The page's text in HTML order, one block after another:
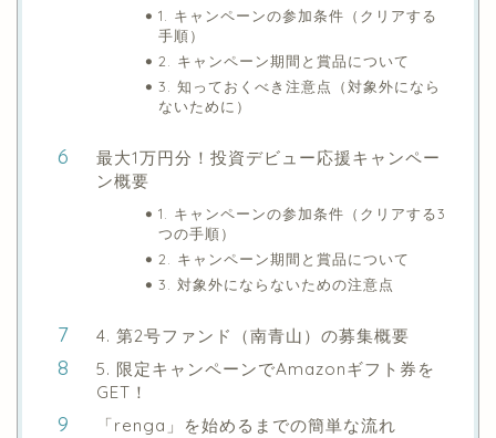
1. キャンペーンの参加条件（クリアする
手順）
2. キャンペーン期間と賞品について
3. 知っておくべき注意点（対象外になら
ないために）
最大1万円分！投資デビュー応援キャンペー
ン概要
1. キャンペーンの参加条件（クリアする3
つの手順）
2. キャンペーン期間と賞品について
3. 対象外にならないための注意点
4. 第2号ファンド（南青山）の募集概要
5. 限定キャンペーンでAmazonギフト券を
GET！
「renga」を始めるまでの簡単な流れ